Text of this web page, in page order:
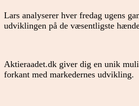
Lars analyserer hver fredag ugens
udviklingen på de væsentligste
Aktieraadet.dk giver dig en unik
forkant med markedernes udvikling.